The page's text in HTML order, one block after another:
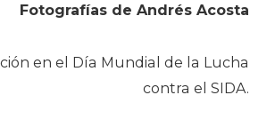
Fotografías de Andrés Acosta
en el Día Mundial de la Lucha
contra el SIDA.